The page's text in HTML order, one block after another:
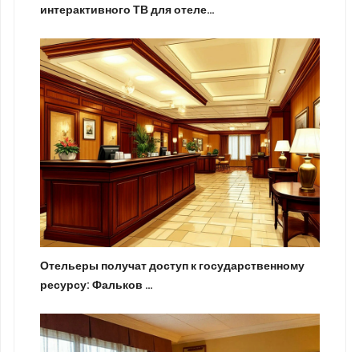
интерактивного ТВ для отеле…
Отельеры получат доступ к государственному
ресурсу: Фальков …